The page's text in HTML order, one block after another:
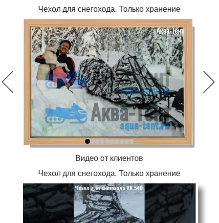
Чехол для снегохода. Только хранение
Видео от клиентов
Чехол для снегохода. Только хранение